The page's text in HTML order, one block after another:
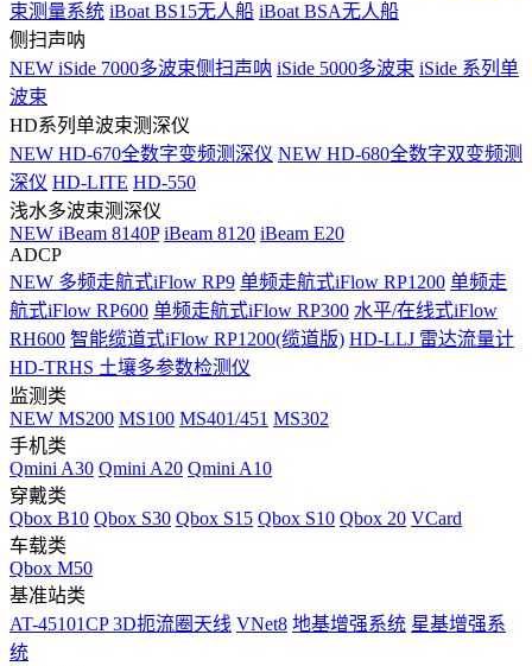
束测量系统 iBoat BS15无人船 iBoat BSA无人船
侧扫声呐
NEW iSide 7000多波束侧扫声呐 iSide 5000多波束 iSide 系列单
波束
HD系列单波束测深仪
NEW HD-670全数字变频测深仪 NEW HD-680全数字双变频测
深仪 HD-LITE HD-550
浅水多波束测深仪
NEW iBeam 8140P iBeam 8120 iBeam E20
ADCP
NEW 多频走航式iFlow RP9 单频走航式iFlow RP1200 单频走
航式iFlow RP600 单频走航式iFlow RP300 水平/在线式iFlow
RH600 智能缆道式iFlow RP1200(缆道版) HD-LLJ 雷达流量计
HD-TRHS 土壤多参数检测仪
监测类
NEW MS200 MS100 MS401/451 MS302
手机类
Qmini A30 Qmini A20 Qmini A10
穿戴类
Qbox B10 Qbox S30 Qbox S15 Qbox S10 Qbox 20 VCard
车载类
Qbox M50
基准站类
AT-45101CP 3D扼流圈天线 VNet8 地基增强系统 星基增强系
统